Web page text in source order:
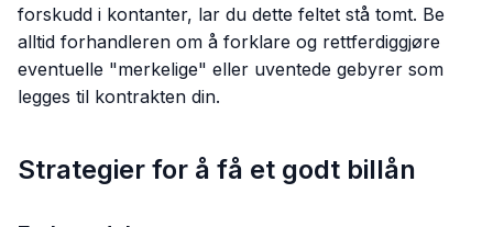
forskudd i kontanter, lar du dette feltet stå tomt. Be
alltid forhandleren om å forklare og rettferdiggjøre
eventuelle "merkelige" eller uventede gebyrer som
legges til kontrakten din.
Strategier for å få et godt billån